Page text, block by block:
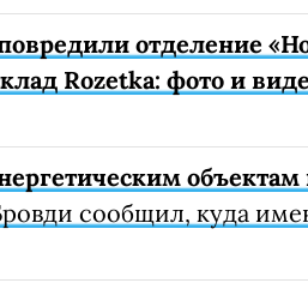
отделение
Rozetka: фото и
сообщил, куда